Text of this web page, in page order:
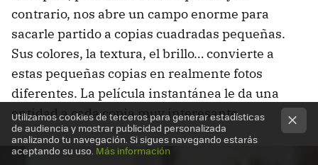
contrario, nos abre un campo enorme para
sacarle partido a copias cuadradas pequeñas.
Sus colores, la textura, el brillo… convierte a
estas pequeñas copias en realmente fotos
diferentes. La película instantánea le da una
entidad a cada copia muy interesante.
Utilizamos cookies de terceros para generar estadísticas
de audiencia y mostrar publicidad personalizada
analizando tu navegación. Si sigues navegando estarás
aceptando su uso. Más información